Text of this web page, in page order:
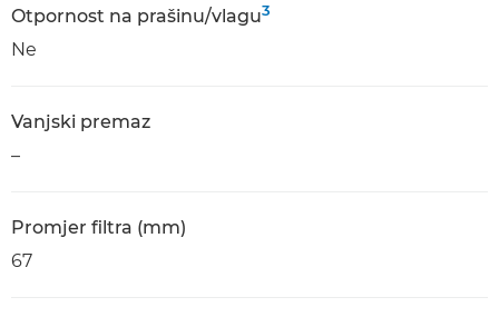
Otpornost na prašinu/vlagu3
Ne
Vanjski premaz
–
Promjer filtra (mm)
67